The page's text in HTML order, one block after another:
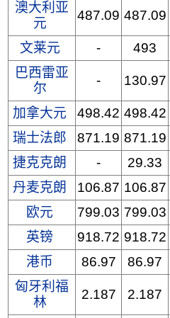
澳大利亚
元
487.09 487.09
文莱元 - 493
巴西雷亚
尔
- 130.97
加拿大元 498.42 498.42
瑞士法郎
871.19 871.19
捷克克朗
- 29.33
丹麦克朗
106.87 106.87
欧元
799.03 799.03
英镑
918.72 918.72
港币
86.97 86.97
匈牙利福
林
2.187 2.187